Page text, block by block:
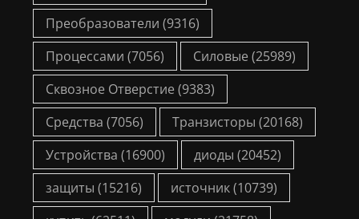
Преобразователи (9316)
Процессами (7056) Силовые (25989)
Сквозное Отверстие (9383)
Средства (7056) Транзисторы (20168)
Устройства (16900) диоды (20452)
защиты (15216) источник(10739)